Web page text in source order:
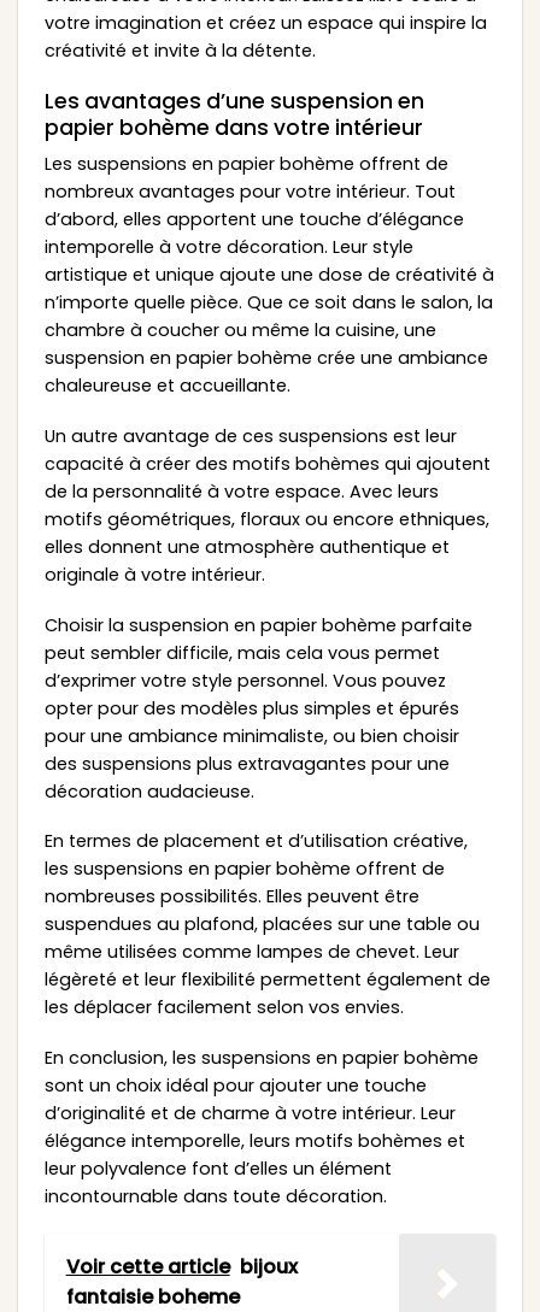
votre imagination et créez un espace qui inspire la
créativité et invite à la détente.
Les avantages d’une suspension en
papier bohème dans votre intérieur
Les suspensions en papier bohème offrent de
nombreux avantages pour votre intérieur. Tout
d’abord, elles apportent une touche d’élégance
intemporelle à votre décoration. Leur style
artistique et unique ajoute une dose de créativité à
n’importe quelle pièce. Que ce soit dans le salon, la
chambre à coucher ou même la cuisine, une
suspension en papier bohème crée une ambiance
chaleureuse et accueillante.
Un autre avantage de ces suspensions est leur
capacité à créer des motifs bohèmes qui ajoutent
de la personnalité à votre espace. Avec leurs
motifs géométriques, floraux ou encore ethniques,
elles donnent une atmosphère authentique et
originale à votre intérieur.
Choisir la suspension en papier bohème parfaite
peut sembler difficile, mais cela vous permet
d’exprimer votre style personnel. Vous pouvez
opter pour des modèles plus simples et épurés
pour une ambiance minimaliste, ou bien choisir
des suspensions plus extravagantes pour une
décoration audacieuse.
En termes de placement et d’utilisation créative,
les suspensions en papier bohème offrent de
nombreuses possibilités. Elles peuvent être
suspendues au plafond, placées sur une table ou
même utilisées comme lampes de chevet. Leur
légèreté et leur flexibilité permettent également de
les déplacer facilement selon vos envies.
En conclusion, les suspensions en papier bohème
sont un choix idéal pour ajouter une touche
d’originalité et de charme à votre intérieur. Leur
élégance intemporelle, leurs motifs bohèmes et
leur polyvalence font d’elles un élément
incontournable dans toute décoration.
Voir cette article bijoux
fantaisie boheme